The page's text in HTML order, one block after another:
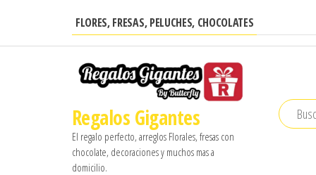
contenido
FLORES, FRESAS, PELUCHES, CHOCOLATES
Regalos Gigantes
El regalo perfecto, arreglos Florales, fresas con
chocolate, decoraciones y muchos mas a
domicilio.